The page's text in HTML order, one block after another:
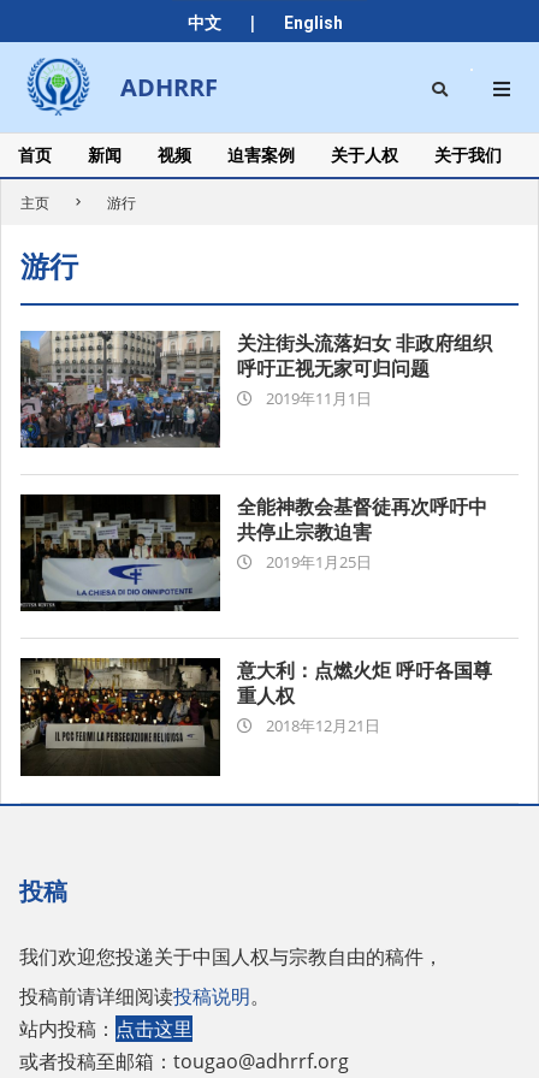
中文 | English
to
content
ADHRRF Search
Secondary
Navigation
Menu
首页 新闻 视频 迫害案例 关于人权 关于我们
主页 游行
游行
关注街头流落妇女 非政府组织
呼吁正视无家可归问题
2019-2019年11月1日
全能神教会基督徒再次呼吁中
共停止宗教迫害
2019-2019年1月25日
意大利：点燃火炬 呼吁各国尊
重人权
2018-2018年12月21日
投稿
我们欢迎您投递关于中国人权与宗教自由的稿件，
投稿前请详细阅读投稿说明。
站内投稿： 点击这里
或者投稿至邮箱： tougao@adhrrf.org